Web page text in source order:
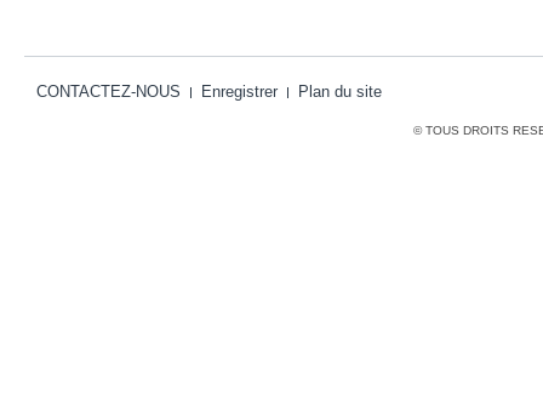
CONTACTEZ-NOUS Enregistrer Plan du site
© TOUS DROITS